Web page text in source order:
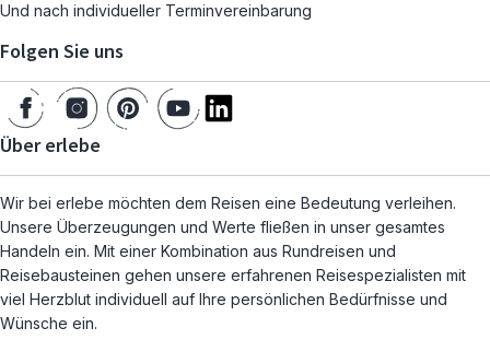
Und nach individueller Terminvereinbarung
Folgen Sie uns
Über erlebe
Wir bei erlebe möchten dem Reisen eine Bedeutung verleihen.
Unsere Überzeugungen und Werte fließen in unser gesamtes
Handeln ein. Mit einer Kombination aus Rundreisen und
Reisebausteinen gehen unsere erfahrenen Reisespezialisten mit
viel Herzblut individuell auf Ihre persönlichen Bedürfnisse und
Wünsche ein.